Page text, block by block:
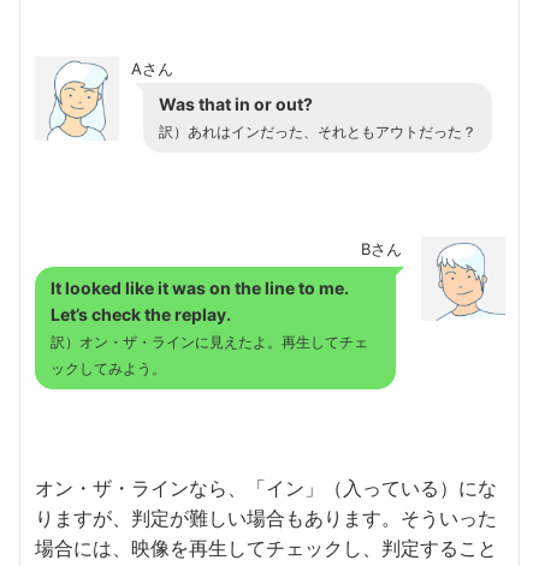
Aさん
Was that in or out?
訳）あれはインだった、それともアウトだった？
Bさん
It looked like it was on the line to me.
Let’s check the replay.
訳）オン・ザ・ラインに見えたよ。再生してチェ
ックしてみよう。
オン・ザ・ラインなら、「イン」（入っている）にな
りますが、判定が難しい場合もあります。そういった
場合には、映像を再生してチェックし、判定すること